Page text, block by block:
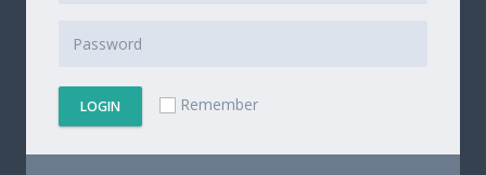
LOGIN Remember